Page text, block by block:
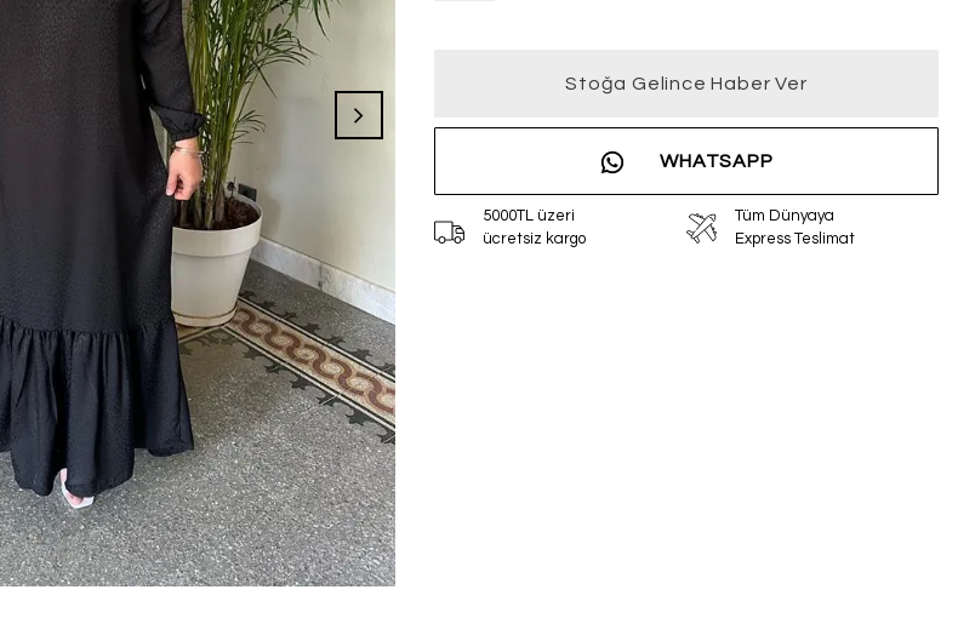
Stoğa Gelince Haber Ver
WHATSAPP
5000TL üzeri
ücretsiz kargo
Tüm Dünyaya
Express Teslimat